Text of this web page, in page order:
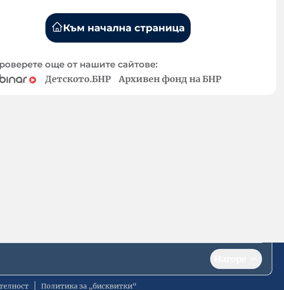
Към начална страница
още от нашите сайтове:
Детското.БНР Архивен фонд на БНР
Политика за „бисквитки“